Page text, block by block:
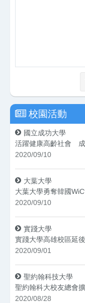
校園活動
國立成功大學
活躍健康高齡社會 成
2020/09/10
大葉大學
大葉大學勇奪韓國
2020/09/10
實踐大學
實踐大學高雄校區延
2020/09/01
聖約翰科技大學
2020/08/28